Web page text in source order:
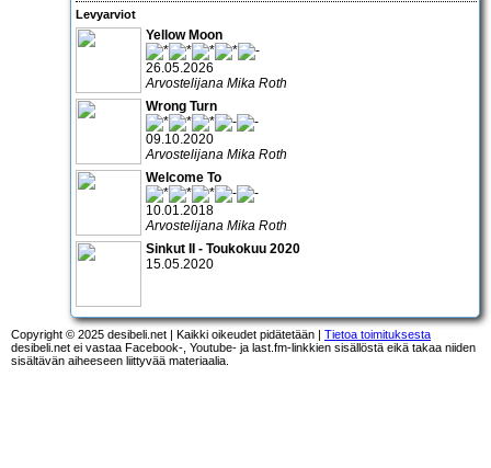
Levyarviot
Yellow Moon
26.05.2026
Arvostelijana Mika Roth
Wrong Turn
09.10.2020
Arvostelijana Mika Roth
Welcome To
10.01.2018
Arvostelijana Mika Roth
Sinkut II - Toukokuu 2020
15.05.2020
Copyright © 2025 desibeli.net | Kaikki oikeudet pidätetään | Tietoa toimituksesta
desibeli.net ei vastaa Facebook-, Youtube- ja last.fm-linkkien sisällöstä eikä takaa niiden
sisältävän aiheeseen liittyvää materiaalia.